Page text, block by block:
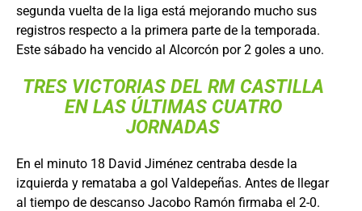
segunda vuelta de la liga está mejorando mucho sus
registros respecto a la primera parte de la temporada.
Este sábado ha vencido al Alcorcón por 2 goles a uno.
TRES VICTORIAS DEL RM CASTILLA
EN LAS ÚLTIMAS CUATRO
JORNADAS
En el minuto 18 David Jiménez centraba desde la
izquierda y remataba a gol Valdepeñas. Antes de llegar
al tiempo de descanso Jacobo Ramón firmaba el 2-0.